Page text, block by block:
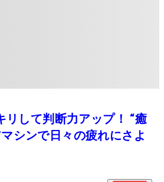
リして判断力アップ！ “癒
シンで日々の疲れにさよ